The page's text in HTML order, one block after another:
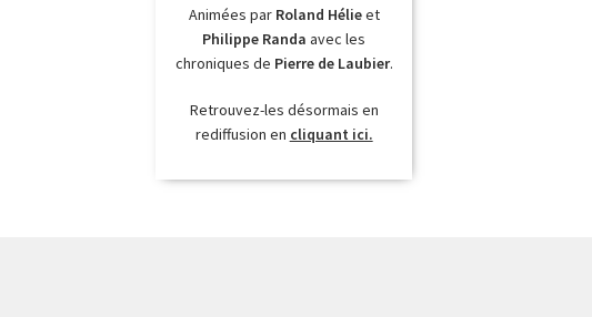
Animées par Roland Hélieet
Philippe Randa avec les
chroniques de Pierre de Laubier.
Retrouvez-les désormais en
rediffusion en cliquant ici.